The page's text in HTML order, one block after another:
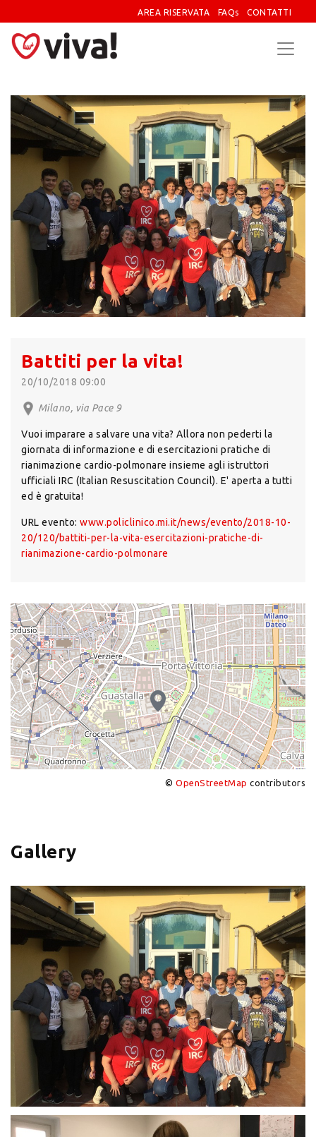
AREA RISERVATA FAQs CONTATTI
Battiti per la vita!
20/10/2018 09:00
Milano, via Pace 9
Vuoi imparare a salvare una vita? Allora non pederti la
giornata di informazione e di esercitazioni pratiche di
rianimazione cardio-polmonare insieme agli istruttori
ufficiali IRC (Italian Resuscitation Council). E' aperta a tutti
ed è gratuita!
URL evento: www.policlinico.mi.it/news/evento/2018-10-
20/120/battiti-per-la-vita-esercitazioni-pratiche-di-
rianimazione-cardio-polmonare
© OpenStreetMap contributors
Gallery